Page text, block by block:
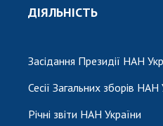
ДІЯЛЬНІСТЬ
Засідання Президії НАН
Сесії Загальних зборів НАН
Річні звіти НАН України